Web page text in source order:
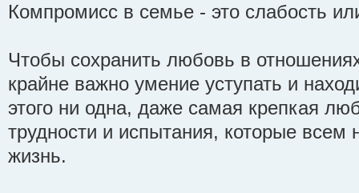
Компромисс в семье - это слабость
Чтобы сохранить любовь в
крайне важно умение уступать и
этого ни одна, даже самая крепкая
трудности и испытания, которые всем
жизнь.